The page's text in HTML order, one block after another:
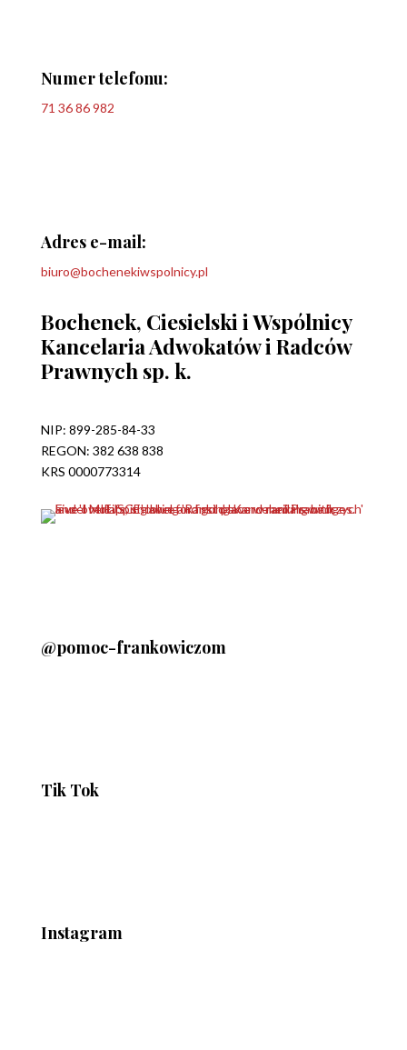
Numer telefonu:
71 36 86 982
Adres e-mail:
biuro@bochenekiwspolnicy.pl
Bochenek, Ciesielski i Wspólnicy
Kancelaria Adwokatów i Radców
Prawnych sp. k.
NIP: 899-285-84-33
REGON: 382 638 838
KRS 0000773314
@pomoc-frankowiczom
Tik Tok
Instagram